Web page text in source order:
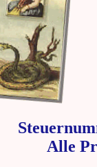
Alle